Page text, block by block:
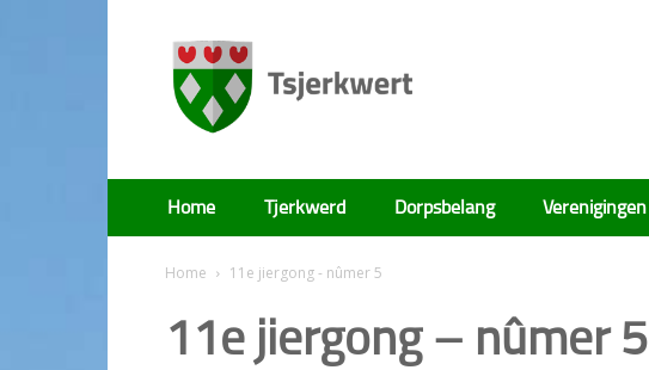
Tsjerkwert
Home Tjerkwerd Dorpsbelang Verenigingen
Home 11e jiergong - nûmer 5
11e jiergong – nûmer 5